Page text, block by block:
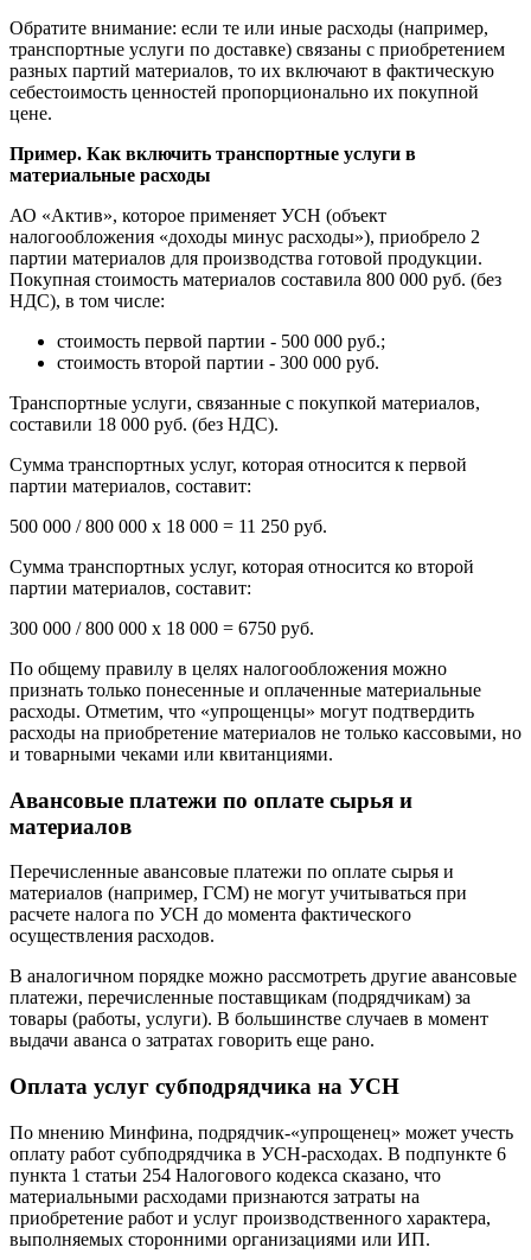
Обратите внимание: если те или иные расходы (например,
транспортные услуги по доставке) связаны с приобретением
разных партий материалов, то их включают в фактическую
себестоимость ценностей пропорционально их покупной
цене.
Пример. Как включить транспортные услуги в
материальные расходы
АО «Актив», которое применяет УСН (объект
налогообложения «доходы минус расходы»), приобрело 2
партии материалов для производства готовой продукции.
Покупная стоимость материалов составила 800 000 руб. (без
НДС), в том числе:
стоимость первой партии - 500 000 руб.;
стоимость второй партии - 300 000 руб.
Транспортные услуги, связанные с покупкой материалов,
составили 18 000 руб. (без НДС).
Сумма транспортных услуг, которая относится к первой
партии материалов, составит:
500 000 / 800 000 x 18 000 = 11 250 руб.
Сумма транспортных услуг, которая относится ко второй
партии материалов, составит:
300 000 / 800 000 x 18 000 = 6750 руб.
По общему правилу в целях налогообложения можно
признать только понесенные и оплаченные материальные
расходы. Отметим, что «упрощенцы» могут подтвердить
расходы на приобретение материалов не только кассовыми, но
и товарными чеками или квитанциями.
Авансовые платежи по оплате сырья и
материалов
Перечисленные авансовые платежи по оплате сырья и
материалов (например, ГСМ) не могут учитываться при
расчете налога по УСН до момента фактического
осуществления расходов.
В аналогичном порядке можно рассмотреть другие авансовые
платежи, перечисленные поставщикам (подрядчикам) за
товары (работы, услуги). В большинстве случаев в момент
выдачи аванса о затратах говорить еще рано.
Оплата услуг субподрядчика на УСН
По мнению Минфина, подрядчик-«упрощенец» может учесть
оплату работ субподрядчика в УСН-расходах. В подпункте 6
пункта 1 статьи 254 Налогового кодекса сказано, что
материальными расходами признаются затраты на
приобретение работ и услуг производственного характера,
выполняемых сторонними организациями или ИП.